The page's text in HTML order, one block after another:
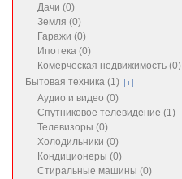
Дачи (0)
Земля (0)
Гаражи (0)
Ипотека (0)
Комерческая недвижимость (0)
Бытовая техника (1)
Аудио и видео (0)
Спутниковое телевидение (1)
Телевизоры (0)
Холодильники (0)
Кондиционеры (0)
Стиральные машины (0)